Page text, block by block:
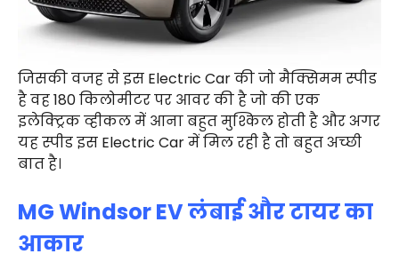
जिसकी वजह से इस Electric Car की जो मैक्सिमम स्पीड
है वह 180 किलोमीटर पर आवर की है जो की एक
इलेक्ट्रिक व्हीकल में आना बहुत मुश्किल होती है और अगर
यह स्पीड इस Electric Car में मिल रही है तो बहुत अच्छी
बात है।
MG Windsor EV लंबाई और टायर का
आकार